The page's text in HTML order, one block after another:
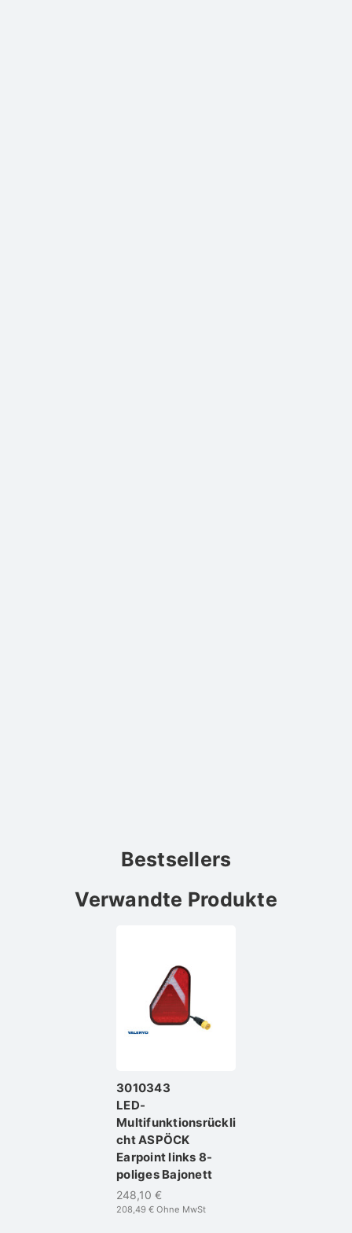
Bestsellers
Verwandte Produkte
3010343
LED-
Multifunktionsrückli
cht ASPÖCK
Earpoint links 8-
poliges Bajonett
248,10 €
208,49 € Ohne MwSt